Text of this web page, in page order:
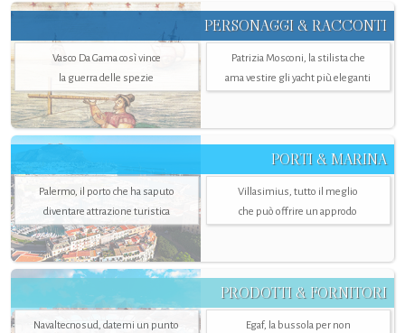
PERSONAGGI & RACCONTI
Vasco Da Gama così vince
la guerra delle spezie
Patrizia Mosconi, la stilista che
ama vestire gli yacht più eleganti
PORTI & MARINA
Palermo, il porto che ha saputo
diventare attrazione turistica
Villasimius, tutto il meglio
che può offrire un approdo
PRODOTTI & FORNITORI
Navaltecnosud, datemi un punto Egaf, la bussola per non